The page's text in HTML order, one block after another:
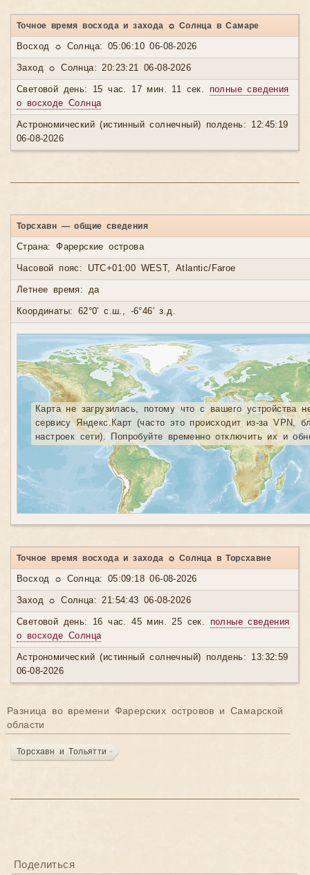
Точное время восхода и захода ☼ Солнца в Самаре
Восход ☼ Солнца: 05:06:10 06-08-2026
Заход ☼ Солнца: 20:23:21 06-08-2026
Световой день: 15 час. 17 мин. 11 сек. полные сведения
о восходе Солнца
Астрономический (истинный солнечный) полдень: 12:45:19
06-08-2026
Торсхавн — общие сведения
Страна: Фарерские острова
Часовой пояс: UTC+01:00 WEST, Atlantic/Faroe
Летнее время: да
Координаты: 62°0′ с.ш., -6°46′ з.д.
Карта не загрузилась, потому что с вашего устройства
сервису Яндекс.Карт (часто это происходит из-за VPN,
настроек сети). Попробуйте временно отключить их и
Точное время восхода и захода ☼ Солнца в Торсхавне
Восход ☼ Солнца: 05:09:18 06-08-2026
Заход ☼ Солнца: 21:54:43 06-08-2026
Световой день: 16 час. 45 мин. 25 сек. полные сведения
о восходе Солнца
Астрономический (истинный солнечный) полдень: 13:32:59
06-08-2026
Разница во времени Фарерских островов и Самарской
области
Торсхавн и Тольятти
Поделиться